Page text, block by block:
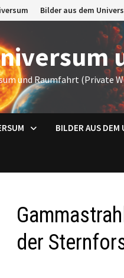
Bilder aus dem
und Raumfahrt (Private
BILDER AUS DEM
der